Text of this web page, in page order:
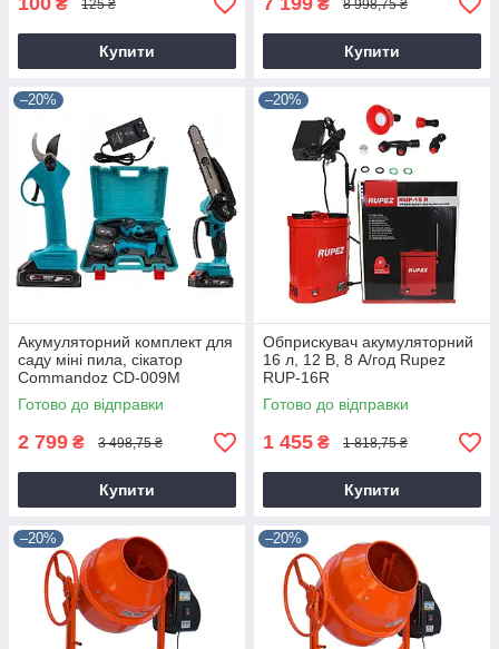
₴ 125 ₴
Купити
₴ 8 998,75 ₴
Купити
–20%
Акумуляторний комплект для
саду міні пила, сікатор
Commandoz CD-009M
Готово до відправки
2 799 ₴ 3 498,75 ₴
Купити
–20%
Обприскувач акумуляторний
16 л, 12 В, 8 А/год Rupez
RUP-16R
Готово до відправки
1 455 ₴ 1 818,75 ₴
Купити
–20% –20%